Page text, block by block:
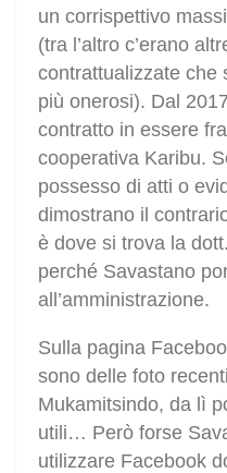
un corrispettivo
(tra l’altro c’erano
contrattualizzate che
più onerosi). Dal
contratto in essere
cooperativa Karibu.
possesso di atti o
dimostrano il
è dove si trova la
perché Savastano
all’amministrazione.
Sulla pagina
sono delle foto
Mukamitsindo, da lì
utili… Però forse
utilizzare Facebook